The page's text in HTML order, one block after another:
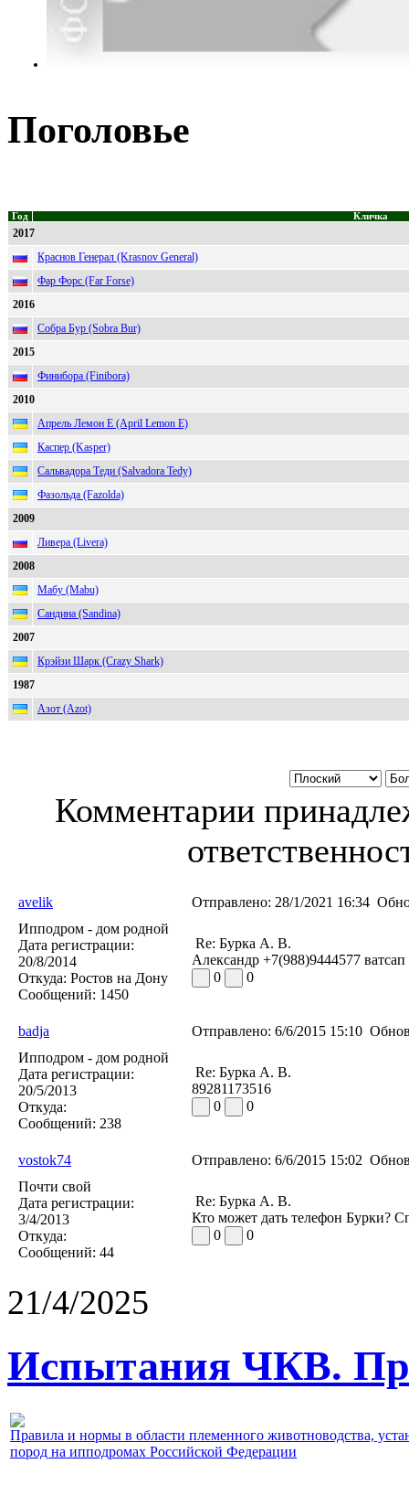
Поголовье
Год Кличка
2017
Краснов Генерал (Krasnov General)
Фар Форс (Far Forse)
2016
Собра Бур (Sobra Bur)
2015
Финибора (Finibora)
2010
Апрель Лемон Е (April Lemon E)
Каспер (Kasper)
Сальвадора Теди (Salvadora Tedy)
Фазольда (Fazolda)
2009
Ливера (Livera)
2008
Мабу (Mabu)
Сандина (Sandina)
2007
Крэйзи Шарк (Crazy Shark)
1987
Азот (Azot)
Комментарии
avelik Отправлено: 28/1/2021 16:34
Ипподром - дом родной
Дата регистрации:
20/8/2014
Откуда: Ростов на Дону
Сообщений: 1450
Re: Бурка А. В.
Александр +7(988)9444577
0
0
badja Отправлено: 6/6/2015 15:10
Ипподром - дом родной
Дата регистрации:
20/5/2013
Откуда:
Сообщений: 238
Re: Бурка А. В.
89281173516
0
0
vostok74 Отправлено: 6/6/2015 15:02
Почти свой
Дата регистрации:
3/4/2013
Откуда:
Сообщений: 44
Re: Бурка А. В.
Кто может дать телефон Бурки?
0
0
21/4/2025
Испытания ЧКВ.
Правила и нормы в области племенного животноводства,
пород на ипподромах Российской Федерации